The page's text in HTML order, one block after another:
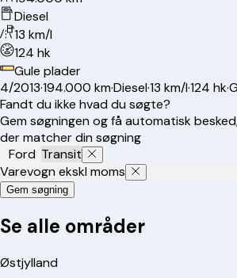
Diesel
13 km/l
124 hk
Gule plader
4/2013·194.000 km·Diesel·13 km/l·124 hk·
Fandt du ikke hvad du søgte?
Gem søgningen og få automatisk
der matcher din søgning
Ford Transit
Varevogn ekskl moms
Gem søgning
Se alle områder
Østjylland